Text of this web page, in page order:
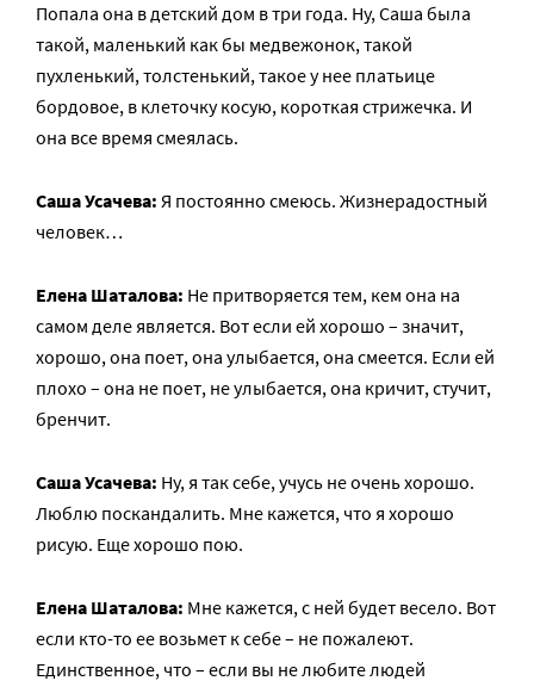
Попала она в детский дом в три года. Ну, Саша была
такой, маленький как бы медвежонок, такой
пухленький, толстенький, такое у нее платьице
бордовое, в клеточку косую, короткая стрижечка. И
она все время смеялась.
Саша Усачева: Я постоянно смеюсь. Жизнерадостный
человек…
Елена Шаталова: Не притворяется тем, кем она на
самом деле является. Вот если ей хорошо – значит,
хорошо, она поет, она улыбается, она смеется. Если ей
плохо – она не поет, не улыбается, она кричит, стучит,
бренчит.
Саша Усачева: Ну, я так себе, учусь не очень хорошо.
Люблю поскандалить. Мне кажется, что я хорошо
рисую. Еще хорошо пою.
Елена Шаталова: Мне кажется, с ней будет весело. Вот
если кто-то ее возьмет к себе – не пожалеют.
Единственное, что – если вы не любите людей